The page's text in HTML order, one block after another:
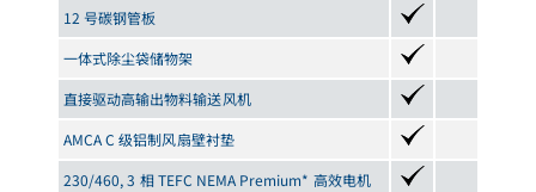
12 号碳钢管板
一体式除尘袋储物架
直接驱动高输出物料输送风机
AMCA C 级铝制风扇壁衬垫
230/460, 3 相 TEFC NEMA Premium* 高效电机